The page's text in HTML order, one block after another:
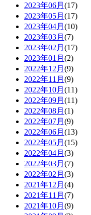
2023年06月 (17)
2023年05月 (17)
2023年04月 (10)
2023年03月 (7)
2023年02月 (17)
2023年01月 (2)
2022年12月 (9)
2022年11月 (9)
2022年10月 (11)
2022年09月 (11)
2022年08月 (1)
2022年07月 (9)
2022年06月 (13)
2022年05月 (15)
2022年04月 (3)
2022年03月 (7)
2022年02月 (3)
2021年12月 (4)
2021年11月 (7)
2021年10月 (9)